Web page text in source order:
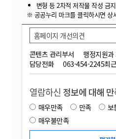
변형 등 2차적 저작물 작성 금지
※ 공공누리 마크를 클릭하시면 상
콘텐츠 관리부서
행정지원
담당전화
063-454-2245최
홈페이지 개선의견
열람하신 정보에 대해
매우만족 만족 보
매우불만족